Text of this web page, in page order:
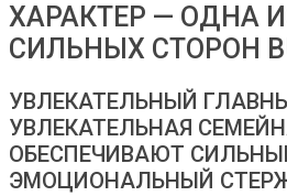
ХАРАКТЕР — ОДНА
СИЛЬНЫХ СТОРОН
УВЛЕКАТЕЛЬНЫЙ
УВЛЕКАТЕЛЬНАЯ
ОБЕСПЕЧИВАЮТ
ЭМОЦИОНАЛЬНЫЙ